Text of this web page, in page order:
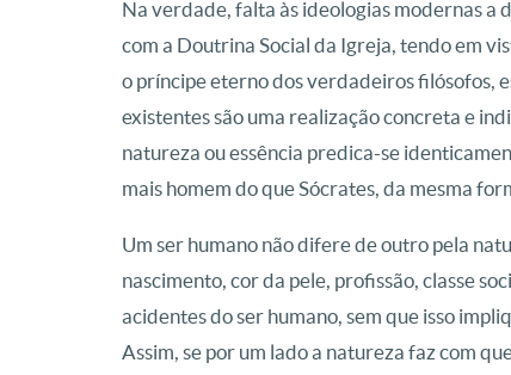
Na verdade, falta às ideologias modernas a
com a Doutrina Social da Igreja, tendo em
o príncipe eterno dos verdadeiros filósofos,
existentes são uma realização concreta e
natureza ou essência predica-se
mais homem do que Sócrates, da mesma
Um ser humano não difere de outro pela
nascimento, cor da pele, profissão, classe
acidentes do ser humano, sem que isso
Assim, se por um lado a natureza faz com